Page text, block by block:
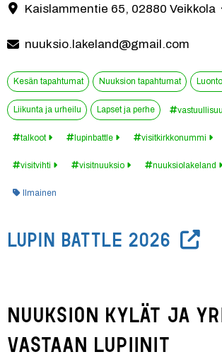
Kaislammentie 65, 02880 Veikkola
nuuksio.lakeland@gmail.com
Kesän tapahtumat Nuuksion tapahtumat
Liikunta ja urheilu Lapset ja perhe
talkoot lupinbattle visitkirkkonummi
visitvihti visitnuuksio nuuksiolakeland
Kategoria:
Ilmainen
LUPIN BATTLE 2026
Nuuksion kylät ja
vastaan lupiinit